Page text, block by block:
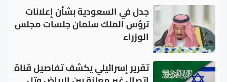
جدل في السعودية بشأن إعلانات
ترؤس الملك سلمان جلسات مجلس
الوزراء
تقرير إسرائيلي يكشف تفاصيل قناة